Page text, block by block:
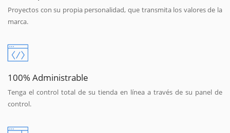
Proyectos con su propia personalidad, que transmita los valores de la
marca.
100% Administrable
Tenga el control total de su tienda en línea a través de su panel de
control.